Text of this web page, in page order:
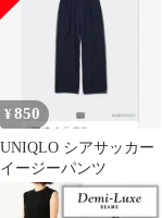
¥850
UNIQLO シアサッカー
イージーパンツ